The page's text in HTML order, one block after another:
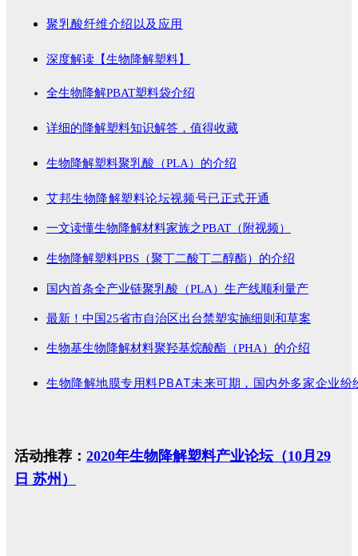
聚乳酸纤维介绍以及应用
深度解读【生物降解塑料】
全生物降解PBAT塑料袋介绍
详细的降解塑料知识解答，值得收藏
生物降解塑料聚乳酸（PLA）的介绍
艾邦生物降解塑料论坛视频号已正式开通
一文读懂生物降解材料家族之PBAT（附视频）
生物降解塑料PBS（聚丁二酸丁二醇酯）的介绍
国内首条全产业链聚乳酸（PLA）生产线顺利量产
最新！中国25省市自治区出台禁塑实施细则和草案
生物基生物降解材料聚羟基烷酸酯（PHA）的介绍
生物降解地膜专用料PBAT未来可期，国内外多家企业纷
活动推荐： 2020年生物降解塑料产业论坛（10月29
日 苏州）